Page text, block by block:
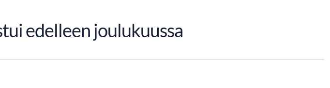
edelleen joulukuussa